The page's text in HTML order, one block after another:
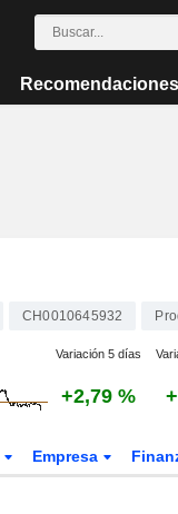
Recomendaciones
CH0010645932
Variación 5 días
+2,79 %
Empresa